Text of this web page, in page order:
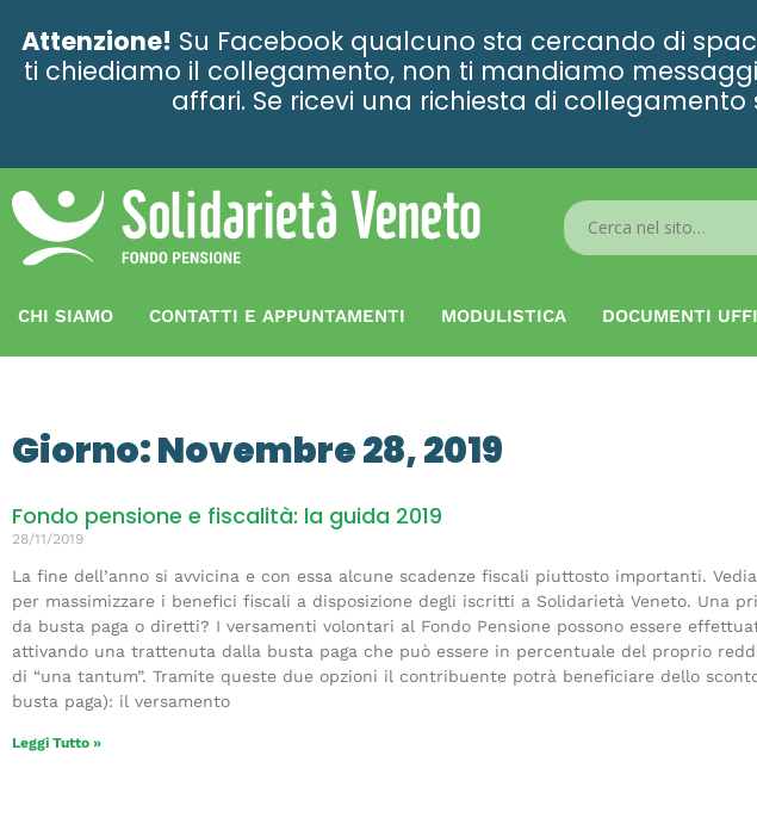
Attenzione! Su Facebook qualcuno sta cercando di
ti chiediamo il collegamento, non ti mandiamo
affari. Se ricevi una richiesta di
Search
...
CHI SIAMO CONTATTI E APPUNTAMENTI MODULISTICA DOCUMENTI
Giorno: Novembre 28, 2019
Fondo pensione e fiscalità: la guida 2019
28/11/2019
La fine dell’anno si avvicina e con essa alcune scadenze fiscali piuttosto importanti.
per massimizzare i benefici fiscali a disposizione degli iscritti a Solidarietà Veneto. Una
da busta paga o diretti? I versamenti volontari al Fondo Pensione possono essere
attivando una trattenuta dalla busta paga che può essere in percentuale del proprio
di “una tantum”. Tramite queste due opzioni il contribuente potrà beneficiare dello
busta paga): il versamento
Leggi Tutto »